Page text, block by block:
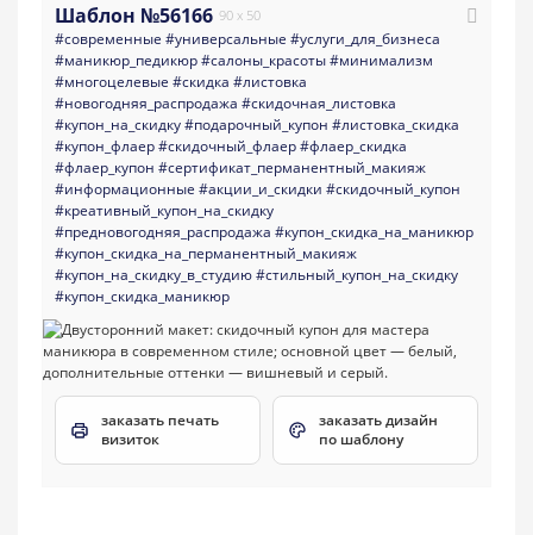
Шаблон №56166 90 x 50
#современные #универсальные #услуги_для_бизнеса
#маникюр_педикюр#салоны_красоты#минимализм
#многоцелевые #скидка #листовка
#новогодняя_распродажа #скидочная_листовка
#купон_на_скидку#подарочный_купон #листовка_скидка
#купон_флаер#скидочный_флаер#флаер_скидка
#флаер_купон #сертификат_перманентный_макияж
#информационные #акции_и_скидки #скидочный_купон
#креативный_купон_на_скидку
#предновогодняя_распродажа #купон_скидка_на_маникюр
#купон_скидка_на_перманентный_макияж
#купон_на_скидку_в_студию#стильный_купон_на_скидку
#купон_скидка_маникюр
заказать печать
визиток
заказать дизайн
по шаблону